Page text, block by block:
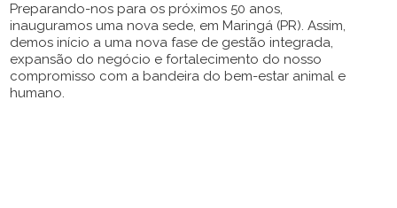
Preparando-nos para os próximos 50 anos,
inauguramos uma nova sede, em Maringá (PR). Assim,
demos início a uma nova fase de gestão integrada,
expansão do negócio e fortalecimento do nosso
compromisso com a bandeira do bem-estar animal e
humano.